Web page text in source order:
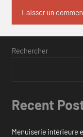
Rechercher
Recent
Menuiserie intérieure